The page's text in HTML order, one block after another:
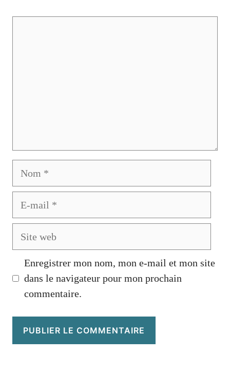
Enregistrer mon nom, mon e-mail et mon site
dans le navigateur pour mon prochain
commentaire.